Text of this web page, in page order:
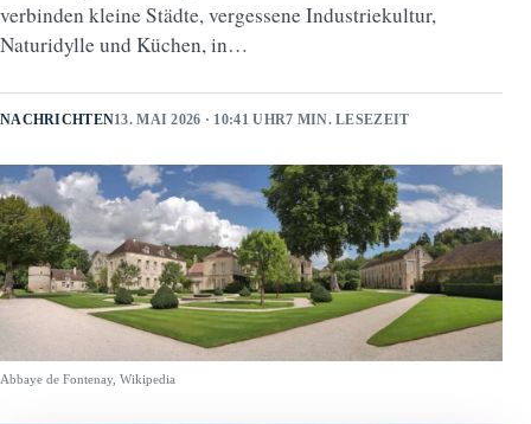
verbinden kleine Städte, vergessene Industriekultur,
Naturidylle und Küchen, in…
NACHRICHTEN13. MAI 2026 · 10:41 UHR7 MIN. LESEZEIT
Abbaye de Fontenay, Wikipedia